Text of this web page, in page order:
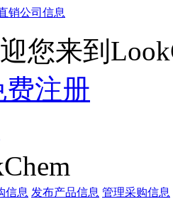
销公司信息
您来到
费注册
信息 发布产品信息 管理采购信息